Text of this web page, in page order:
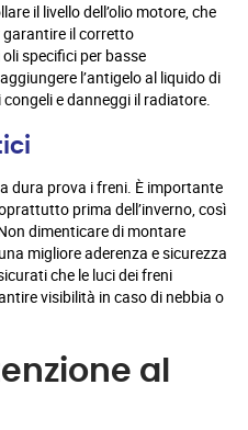
il livello dell’olio motore, che
garantire il corretto
specifici per basse
l’antigelo al liquido di
e danneggi il radiatore.
dura prova i freni. È importante
prima dell’inverno, così
dimenticare di montare
migliore aderenza e sicurezza
che le luci dei freni
visibilità in caso di nebbia o
al